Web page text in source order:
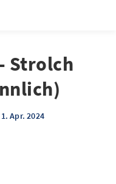
Strolch
1. Apr. 2024